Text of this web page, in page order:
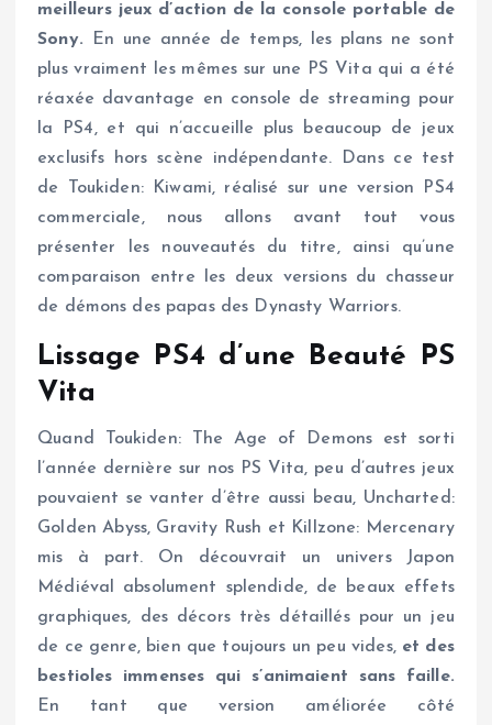
meilleurs jeux d’action de la console portable de
Sony. En une année de temps, les plans ne sont
plus vraiment les mêmes sur une PS Vita qui a été
réaxée davantage en console de streaming pour
la PS4, et qui n’accueille plus beaucoup de jeux
exclusifs hors scène indépendante. Dans ce test
de Toukiden: Kiwami, réalisé sur une version PS4
commerciale, nous allons avant tout vous
présenter les nouveautés du titre, ainsi qu’une
comparaison entre les deux versions du chasseur
de démons des papas des Dynasty Warriors.
Lissage PS4 d’une Beauté PS
Vita
Quand Toukiden: The Age of Demons est sorti
l’année dernière sur nos PS Vita, peu d’autres jeux
pouvaient se vanter d’être aussi beau, Uncharted:
Golden Abyss, Gravity Rush et Killzone: Mercenary
mis à part. On découvrait un univers Japon
Médiéval absolument splendide, de beaux effets
graphiques, des décors très détaillés pour un jeu
de ce genre, bien que toujours un peu vides, et des
bestioles immenses qui s’animaient sans faille.
En tant que version améliorée côté